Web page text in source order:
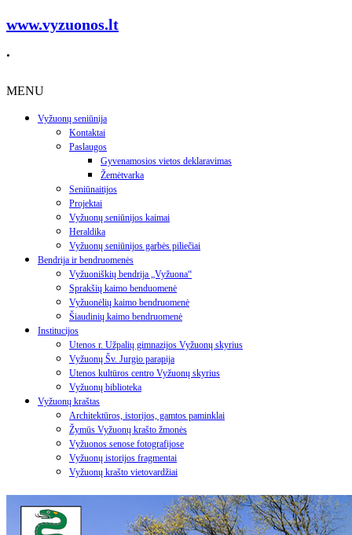
www.vyzuonos.lt
.
MENU
Vyžuonų seniūnija
Kontaktai
Paslaugos
Gyvenamosios vietos deklaravimas
Žemėtvarka
Seniūnaitijos
Projektai
Vyžuonų seniūnijos kaimai
Heraldika
Vyžuonų seniūnijos garbės piliečiai
Bendrija ir bendruomenės
Vyžuoniškių bendrija „Vyžuona“
Sprakšių kaimo benduomenė
Vyžuonėlių kaimo bendruomenė
Šiaudinių kaimo bendruomenė
Institucijos
Utenos r. Užpalių gimnazijos Vyžuonų skyrius
Vyžuonų Šv. Jurgio parapija
Utenos kultūros centro Vyžuonų skyrius
Vyžuonų biblioteka
Vyžuonų kraštas
Architektūros, istorijos, gamtos paminklai
Žymūs Vyžuonų krašto žmonės
Vyžuonos senose fotografijose
Vyžuonų istorijos fragmentai
Vyžuonų krašto vietovardžiai